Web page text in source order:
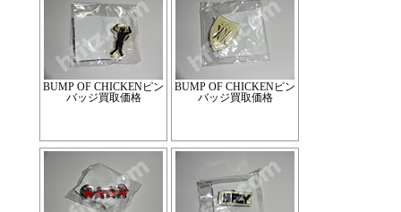
BUMP OF CHICKENピン
バッジ買取価格
BUMP OF CHICKENピン
バッジ買取価格